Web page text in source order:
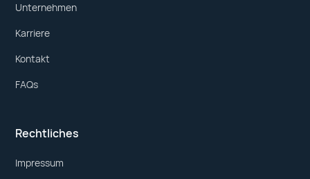
Unternehmen
Karriere
Kontakt
FAQs
Rechtliches
Impressum